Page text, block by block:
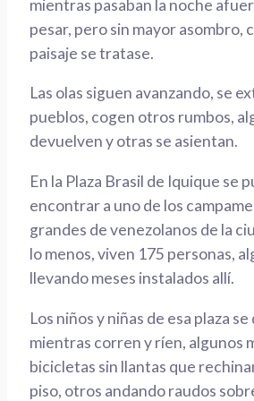
mientras pasaban la noche
pesar, pero sin mayorasombro,
paisaje se tratase.
Las olas siguen avanzando, se
pueblos, cogen otros rumbos,
devuelven y otras se asientan.
En la Plaza Brasil de Iquique se
encontrara uno de los
grandes de venezolanos de la
lo menos, viven 175 personas,
llevando meses instalados allí.
Los niños y niñas de esa plaza se
mientras corren y ríen, algunos
bicicletas sin llantas que
piso, otros andando raudos